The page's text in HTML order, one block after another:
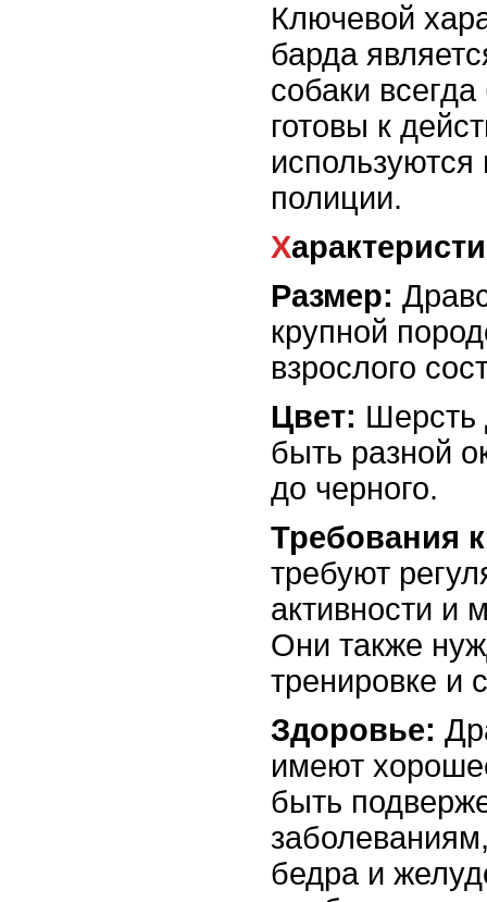
Ключевой
барда
собаки
готовы к
полиции.
Размер:
крупной
взрослого
Цвет: Шерсть
быть разной
до черного.
Требования
требуют
активности и
Они также
тренировке и
Здоровье:
имеют
быть
бедра и